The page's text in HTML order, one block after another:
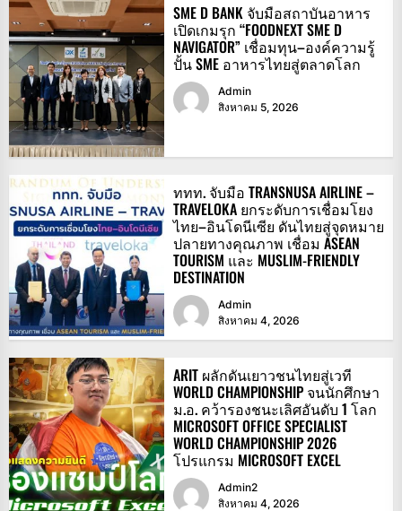
SME D BANK จับมือสถาบันอาหาร
เปิดเกมรุก “FOODNEXT SME D
NAVIGATOR” เชื่อมทุน–องค์ความรู้
ปั้น SME อาหารไทยสู่ตลาดโลก
Admin
สิงหาคม 5, 2026
ททท. จับมือ TRANSNUSA AIRLINE –
TRAVELOKA ยกระดับการเชื่อมโยง
ไทย–อินโดนีเซีย ดันไทยสู่จุดหมาย
ปลายทางคุณภาพ เชื่อม ASEAN
TOURISM และ MUSLIM-FRIENDLY
DESTINATION
Admin
สิงหาคม 4, 2026
ARIT ผลักดันเยาวชนไทยสู่เวที
WORLD CHAMPIONSHIP จนนักศึกษา
ม.อ. คว้ารองชนะเลิศอันดับ 1 โลก
MICROSOFT OFFICE SPECIALIST
WORLD CHAMPIONSHIP 2026
โปรแกรม MICROSOFT EXCEL
Admin2
สิงหาคม 4, 2026